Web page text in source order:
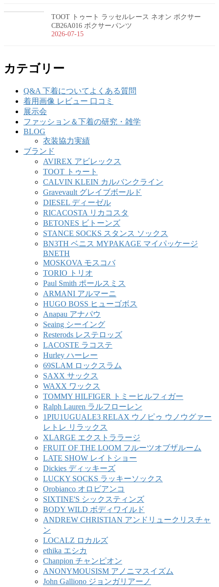
TOOT トゥート ラッセルレース ネオン ボクサー
CB26A016 ボクサーパンツ
2026-07-15
カテゴリー
Q&A 下着についてよくある質問
着用画像 レビュー 口コミ
展示会
ファッション＆下着の研究・雑学
BLOG
衣装協力実績
ブランド
AVIREX アビレックス
TOOT トゥート
CALVIN KLEIN カルバンクライン
Gravevault グレイブボールド
DIESEL ディーゼル
RICACOSTA リカコスタ
BETONES ビトーンズ
STANCE SOCKS スタンス ソックス
BN3TH ベニス MYPAKAGE マイパッケージ
BNETH
MOSKOVA モスコバ
TORIO トリオ
Paul Smith ポールスミス
ARMANI アルマーニ
HUGO BOSS ヒューゴボス
Anapau アナパウ
Seaing シーイング
Resterods レステロッズ
LACOSTE ラコステ
Hurley ハーレー
69SLAM ロックスラム
SAXX サックス
WAXX ワックス
TOMMY HILFIGER トミーヒルフィガー
Ralph Lauren ラルフローレン
1PIU1UGUALE3 RELAX ウノピゥ ウノウグァー
レトレ リラックス
XLARGE エクストララージ
FRUIT OF THE LOOM フルーツオブザルーム
LATE SHOW レイトショー
Dickies ディッキーズ
LUCKY SOCKS ラッキーソックス
Orobianco オロビアンコ
SIXTINE'S シックスティンズ
BODY WILD ボディワイルド
ANDREW CHRISTIAN アンドリュークリスチャ
ン
LOCALZ ロカルズ
ethika エシカ
Chanpion チャンピオン
ANONYMOUSISM アノニマスイズム
John Galliono ジョンガリアーノ